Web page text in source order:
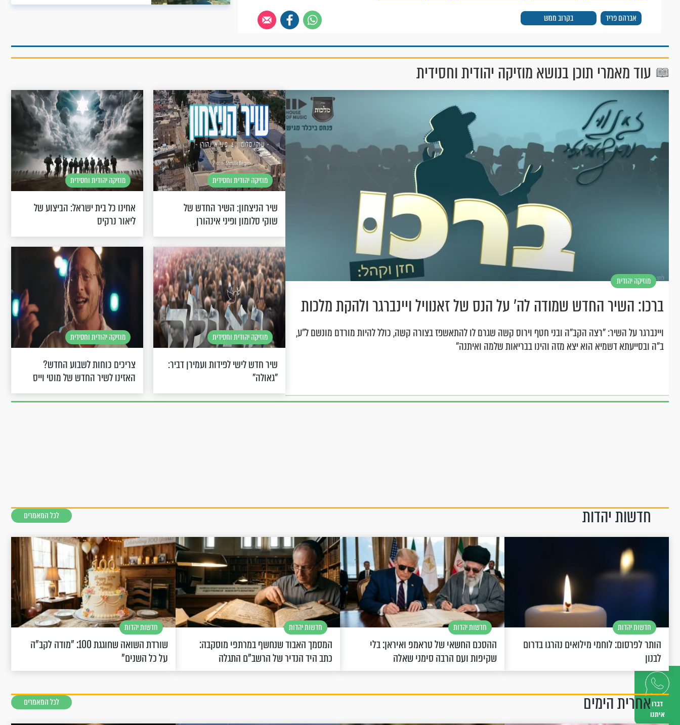
דברו
איתנו
אברהם פריד בקרוב ממש
עוד מאמרי תוכן בנושא מוזיקה יהודית וחסידית
מוזיקה יהודית
ברכו: השיר החדש שמודה לה' על הנס של זאנוויל ויינברגר ולהקת מלכות
ויינברגר על השיר: "רצה הקב"ה ובני חטף וירוס קשה שגרם לו להתאשפז בצורה קשה, כולל להיות מורדם מונשם ל"ע,
ב"ה ובסייעתא דשמיא הוא יצא מזה והינו בבריאות שלמה ואיתנה"
מוזיקה יהודית וחסידית
שיר הניצחון: השיר החדש של
שוקי סלומון ופיני אינהורן
מוזיקה יהודית וחסידית
אחינו כל בית ישראל: הביצוע של
ליאור נרקיס
מוזיקה יהודית וחסידית
שיר חדש לישי לפידות ועמירן דביר:
"גאולה"
מוזיקה יהודית וחסידית
צריכים כוחות לשבוע החדש?
האזינו לשיר החדש של מוטי וייס
חדשות יהדות לכל המאמרים
חדשות יהדות
הותר לפרסום: לוחמי מילואים נהרגו בדרום
לבנון
חדשות יהדות
ההסכם החשאי של טראמפ ואיראן: בלי
שקיפות ועם הרבה סימני שאלה
חדשות יהדות
המסמך האבוד שנחשף במרתפי מוסקבה:
כתב היד הנדיר של הרשב"ם התגלה
חדשות יהדות
שורדת השואה שחוגגת 100: "מודה לקב"ה
על כל השנים"
אחרית הימים לכל המאמרים